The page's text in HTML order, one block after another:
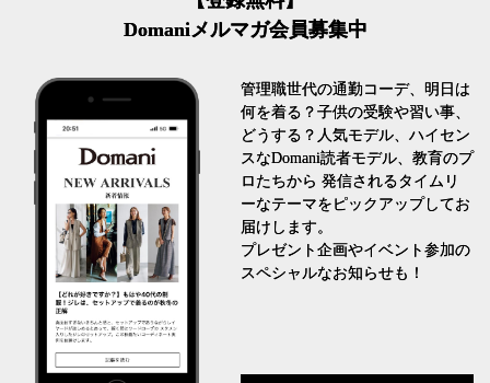
Domaniメルマガ会員募集中
管理職世代の通勤コーデ、明日は
何を着る？子供の受験や習い事、
どうする？人気モデル、ハイセン
スなDomani読者モデル、教育のプ
ロたちから 発信されるタイムリ
ーなテーマをピックアップしてお
届けします。
プレゼント企画やイベント参加の
スペシャルなお知らせも！